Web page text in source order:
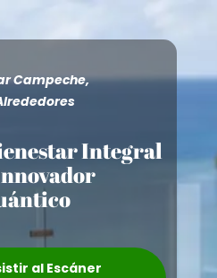
Campeche,
Integral
al Escáner